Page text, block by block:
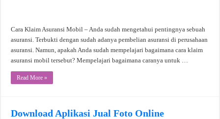
Cara Klaim Asuransi Mobil – Anda sudah mengetahui pentingnya sebuah
asuransi. Terbukti dengan sudah adanya pembelian asuransi di perusahaan
asuransi. Namun, apakah Anda sudah mempelajari bagaimana cara klaim
asuransi mobil tersebut? Mempelajari bagaimana caranya untuk …
Read More »
Download Aplikasi Jual Foto Online